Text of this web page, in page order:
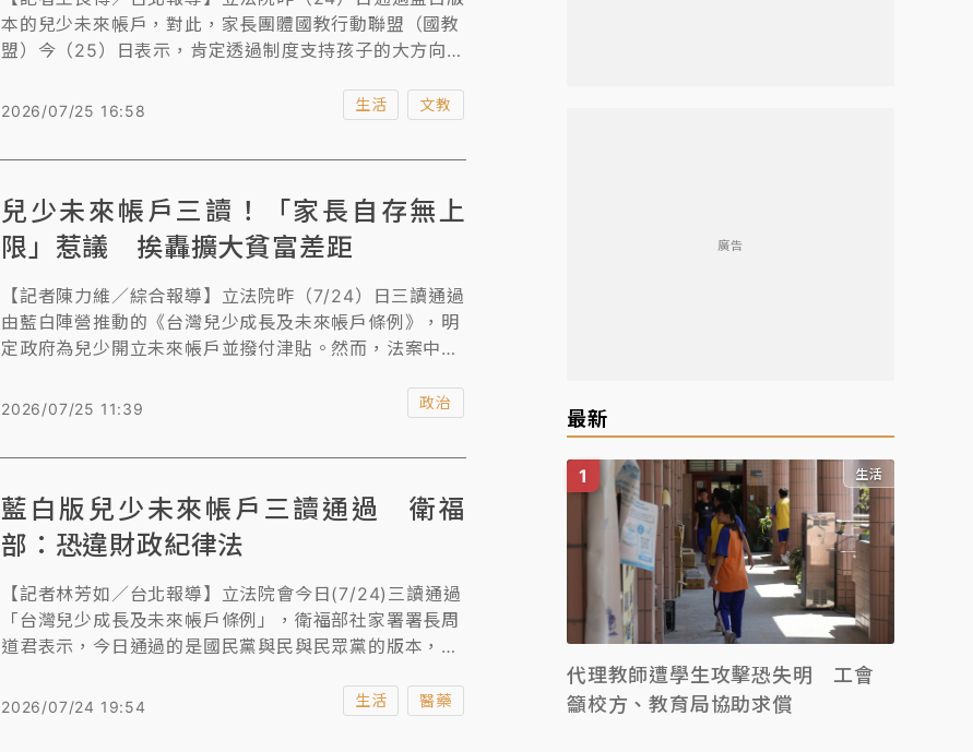
本的兒少未來帳戶，對此，家長團體國教行動聯盟（國教
盟）今（25）日表示，肯定透過制度支持孩子的大方向，
子，才是成敗關鍵，另也提出4項建議，包含公布完整財
以及建立公開透明的管理制度。
2026/07/25 16:58 生活 文教
兒少未來帳戶三讀！「家長自存無上
限」惹議 挨轟擴大貧富差距
【記者陳力維／綜合報導】立法院昨（7/24）日三讀通過
由藍白陣營推動的《台灣兒少成長及未來帳戶條例》，明
定政府為兒少開立未來帳戶並撥付津貼。然而，法案中
擔憂此舉將淪為有錢人利用政府資源累積財富的工具，進
政院憲法職權，將持續依既有政策推動每人每月5000元
確保經費穩定不排擠其他福利。
2026/07/25 11:39 政治
藍白版兒少未來帳戶三讀通過 衛福
部：恐違財政紀律法
【記者林芳如／台北報導】立法院會今日(7/24)三讀通過
「台灣兒少成長及未來帳戶條例」，衛福部社家署署長周
道君表示，今日通過的是國民黨與民與民眾黨的版本，先
互相獨立，或是整合辦理，將與政院討論後再對外公布。
2026/07/24 19:54 生活 醫藥
廣告
最新
生活
代理教師遭學生攻擊恐失明 工會
籲校方、教育局協助求償